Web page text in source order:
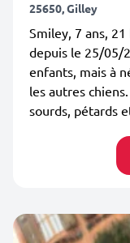
25650, Gilley
Smiley, 7 ans,
depuis le 25/05/
enfants, mais à
les autres
sourds, pétards